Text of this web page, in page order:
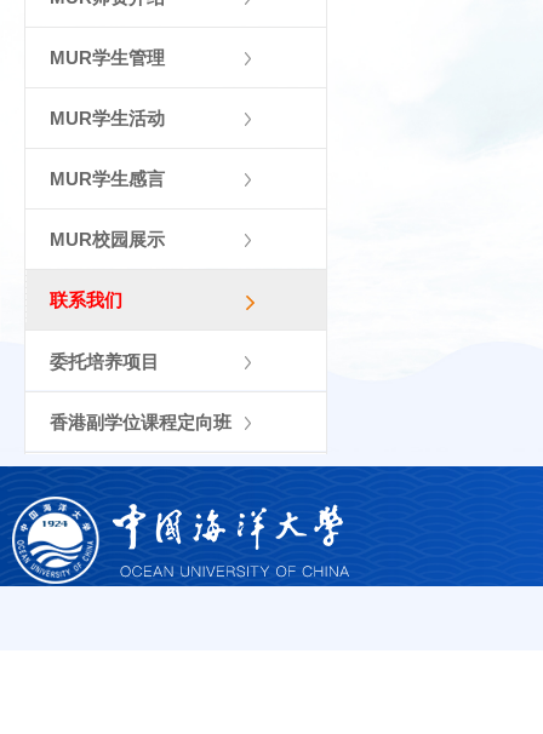
MUR学生管理
MUR学生活动
MUR学生感言
MUR校园展示
联系我们
委托培养项目
香港副学位课程定向班